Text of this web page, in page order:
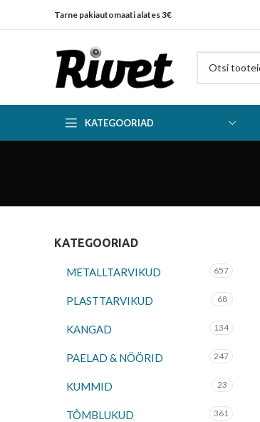
Tarne pakiautomaati alates 3€
KATEGOORIAD
KATEGOORIAD
METALLTARVIKUD 657
PLASTTARVIKUD 68
KANGAD 134
PAELAD & NÖÖRID 247
KUMMID 23
TÕMBLUKUD 361